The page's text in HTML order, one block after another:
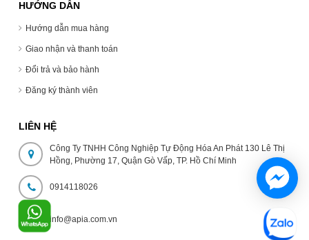
HƯỚNG DẪN
Hướng dẫn mua hàng
Giao nhận và thanh toán
Đổi trả và bảo hành
Đăng ký thành viên
LIÊN HỆ
Công Ty TNHH Công Nghiệp Tự Động Hóa An Phát 130 Lê Thị
Hồng, Phường 17, Quận Gò Vấp, TP. Hồ Chí Minh
0914118026
info@apia.com.vn